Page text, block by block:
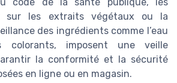
sur les extraits végétaux ou la
des ingrédients comme l’eau
colorants, imposent une veille
la conformité et la sécurité
en ligne ou en magasin.